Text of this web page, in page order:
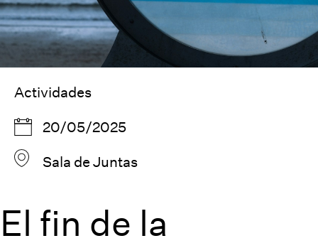
Actividades
20/05/2025
Sala de Juntas
El fin de la